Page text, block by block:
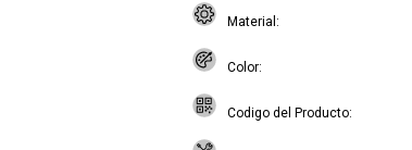
Material
Color
Codigo del Producto